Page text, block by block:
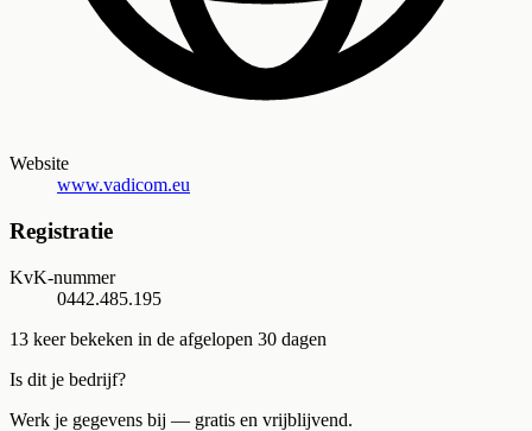
Website
www.vadicom.eu
Registratie
KvK-nummer
0442.485.195
13 keer bekeken in de afgelopen 30 dagen
Is dit je bedrijf?
Werk je gegevens bij — gratis en vrijblijvend.